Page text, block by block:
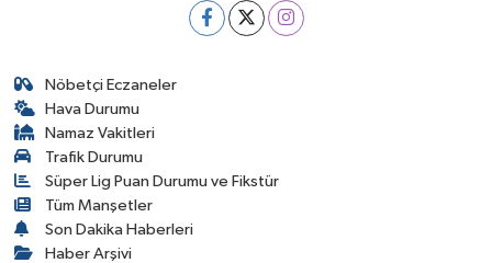
Nöbetçi Eczaneler
Hava Durumu
Namaz Vakitleri
Trafik Durumu
Süper Lig Puan Durumu ve Fikstür
Tüm Manşetler
Son Dakika Haberleri
Haber Arşivi